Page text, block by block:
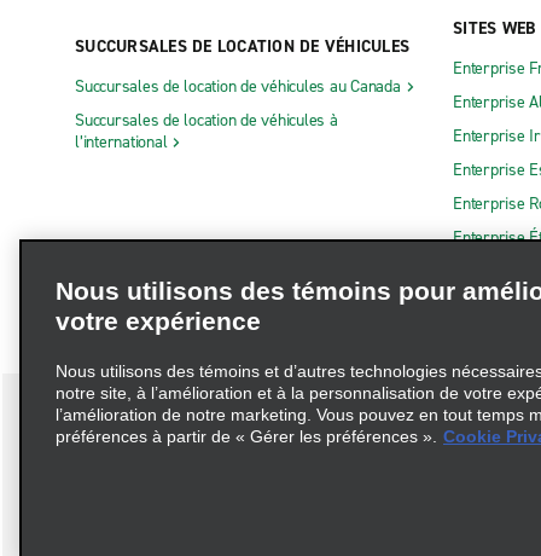
SUCCURSALES DE LOCATION DE VÉHICULES
Succursales de location de véhicules au Canada
Succursales de location de véhicules à
l’international
SITES
Enterprise
Enterprise
Enterprise
Enterprise
Enterprise
Enterprise
Nous utilisons des témoins pour
votre expérience
Nous utilisons des témoins et d’autres technologies
notre site, à l’amélioration et à la personnalisation de votre
l’amélioration de notre marketing. Vous pouvez en tout temps
préférences à partir de « Gérer les préférences ». Cookie